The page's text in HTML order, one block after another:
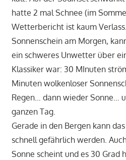
hatte 2 mal Schnee (im
Wetterbericht ist kaum
Sonnenschein am Morgen,
ein schweres Unwetter über
Klassiker war: 30 MInuten
Minuten wolkenloser
Regen… dann wieder Sonne…
ganzen Tag.
Gerade in den Bergen kann
schnell gefährlich werden.
Sonne scheint und es 30 Grad